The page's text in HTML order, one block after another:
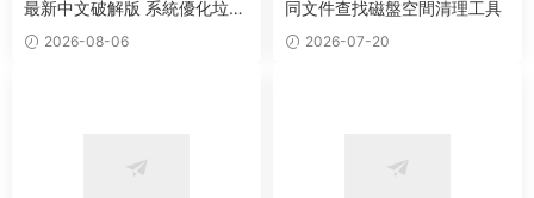
最新中文破解版 系統優化垃圾
清理工具
2026-08-06
同文件查找磁盤空間清理工具
2026-07-20